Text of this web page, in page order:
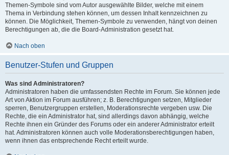
Themen-Symbole sind vom Autor ausgewählte Bilder, welche mit einem
Thema in Verbindung stehen können, um dessen Inhalt kennzeichnen zu
können. Die Möglichkeit, Themen-Symbole zu verwenden, hängt von deinen
Berechtigungen ab, die die Board-Administration gesetzt hat.
Nach oben
Benutzer-Stufen und Gruppen
Was sind Administratoren?
Administratoren haben die umfassendsten Rechte im Forum. Sie können jede
Art von Aktion im Forum ausführen; z. B. Berechtigungen setzen, Mitglieder
sperren, Benutzergruppen erstellen, Moderationsrechte vergeben usw. Die
Rechte, die ein Administrator hat, sind allerdings davon abhängig, welche
Rechte ihnen ein Gründer des Forums oder ein anderer Administrator erteilt
hat. Administratoren können auch volle Moderationsberechtigungen haben,
wenn ihnen das entsprechende Recht erteilt wurde.